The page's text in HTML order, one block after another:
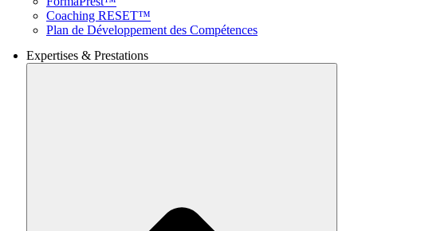
Coaching RESET™
Plan de Développement des Compétences
Expertises & Prestations